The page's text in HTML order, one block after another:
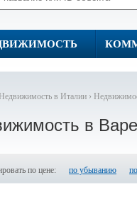
в Италии ›
в
по цене: по убыванию